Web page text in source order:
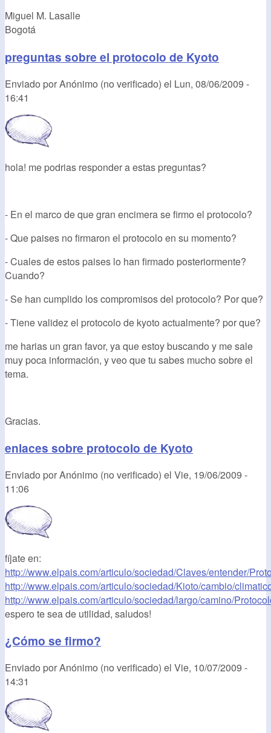
Miguel M. Lasalle
Bogotá
preguntas sobre el protocolo de Kyoto
Enviado porAnónimo (no verificado) el Lun, 08/06/2009 -
16:41
hola! me podrias responder a estas preguntas?
- En el marco de que gran encimera se firmo el protocolo?
- Que paises no firmaron el protocolo en su momento?
- Cuales de estos paises lo han firmado posteriormente?
Cuando?
- Se han cumplido los compromisos del protocolo? Por que?
- Tiene validez el protocolo de kyoto actualmente? por que?
me harias un gran favor, ya que estoy buscando y me sale
muy poca información, y veo que tu sabes mucho sobre el
tema.
Gracias.
enlaces sobre protocolo de Kyoto
Enviado porAnónimo (no verificado) el Vie, 19/06/2009 -
11:06
fíjate en:
http://www.elpais.com/articulo/sociedad/Claves/entender/
http://www.elpais.com/articulo/sociedad/Kioto/cambio/
http://www.elpais.com/articulo/sociedad/largo/camino/
espero te sea de utilidad, saludos!
¿Cómo se firmo?
Enviado porAnónimo (no verificado) el Vie, 10/07/2009 -
14:31